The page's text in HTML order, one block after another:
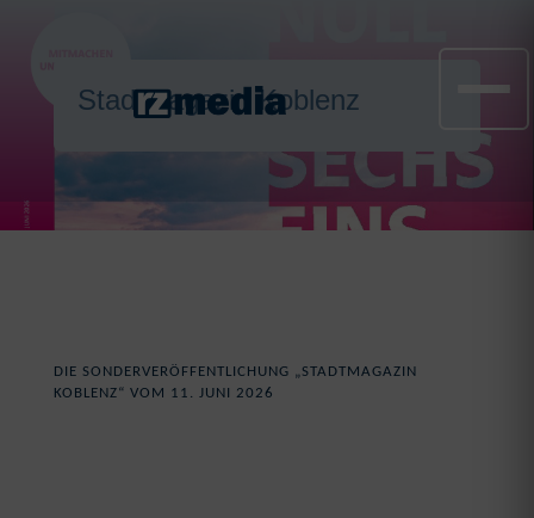
Stadtmagazin Koblenz
DIE SONDERVERÖFFENTLICHUNG „STADTMAGAZIN
KOBLENZ“ VOM 11. JUNI 2026